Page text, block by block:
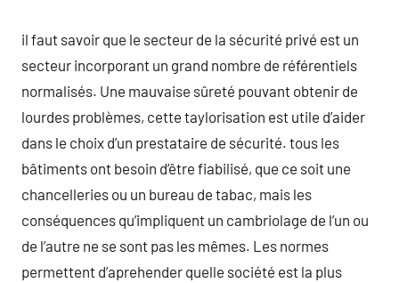
il faut savoir que le secteur de la sécurité privé est un
secteur incorporant un grand nombre de référentiels
normalisés. Une mauvaise sûreté pouvant obtenir de
lourdes problèmes, cette taylorisation est utile d’aider
dans le choix d’un prestataire de sécurité. tous les
bâtiments ont besoin d’être fiabilisé, que ce soit une
chancelleries ou un bureau de tabac, mais les
conséquences qu’impliquent un cambriolage de l’un ou
de l’autre ne se sont pas les mêmes. Les normes
permettent d’aprehender quelle société est la plus